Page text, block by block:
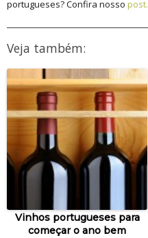
portugueses? Confira nosso post.
Veja também:
Vinhos portugueses para
começar o ano bem